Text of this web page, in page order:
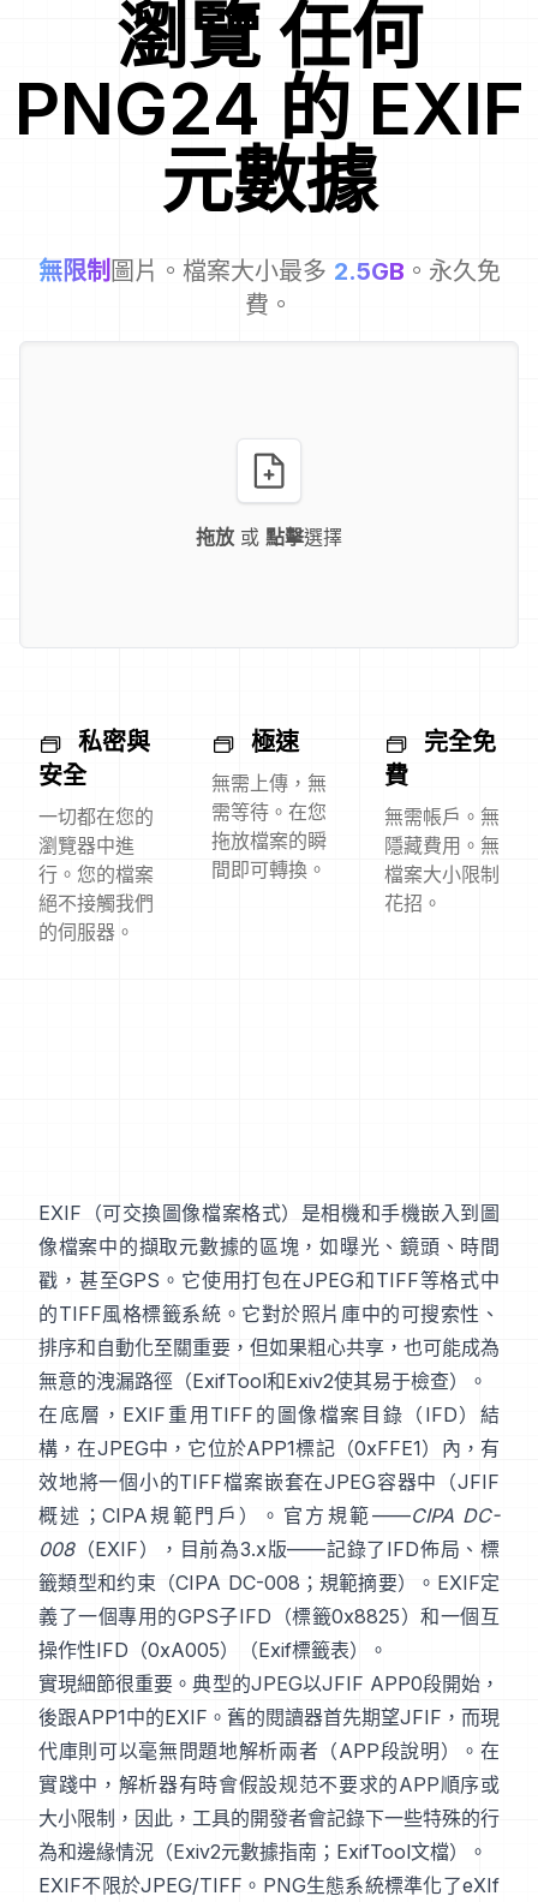
瀏覽 任何
PNG24 的 EXIF
元數據
無限制 圖片。檔案大小最多 2.5GB 。永久免
費。
拖放 或 點擊選擇
私密與
安全
一切都在您的
瀏覽器中進
行。您的檔案
絕不接觸我們
的伺服器。
極速
無需上傳，無
需等待。在您
拖放檔案的瞬
間即可轉換。
完全免
費
無需帳戶。無
隱藏費用。無
檔案大小限制
花招。
EXIF （可交換圖像檔案格式）是相機和手機嵌入到圖
像檔案中的擷取元數據的區塊，如曝光、鏡頭、時間
戳，甚至GPS。它使用打包在JPEG和TIFF等格式中
的TIFF風格標籤系統。它對於照片庫中的可搜索性、
排序和自動化至關重要，但如果粗心共享，也可能成為
無意的洩漏路徑（ExifTool和Exiv2使其易于檢查）。
在底層，EXIF重用TIFF的圖像檔案目錄（IFD）結
構，在JPEG中，它位於APP1標記（0xFFE1）內，有
效地將一個小的TIFF檔案嵌套在JPEG容器中（JFIF
概述 ； CIPA規範門戶 ）。官方規範——CIPA DC-
008（EXIF），目前為3.x版——記錄了IFD佈局、標
籤類型和约束（CIPA DC-008 ； 規範摘要）。EXIF定
義了一個專用的GPS子IFD（標籤0x8825）和一個互
操作性IFD（0xA005）（Exif標籤表）。
實現細節很重要。典型的JPEG以JFIF APP0段開始，
後跟APP1中的EXIF。舊的閱讀器首先期望JFIF，而現
代庫則可以毫無問題地解析兩者（APP段說明 ）。在
實踐中，解析器有時會假設规范不要求的APP順序或
大小限制，因此，工具的開發者會記錄下一些特殊的行
為和邊緣情況（Exiv2元數據指南 ； ExifTool文檔）。
EXIF不限於JPEG/TIFF。PNG生態系統標準化了eXIf